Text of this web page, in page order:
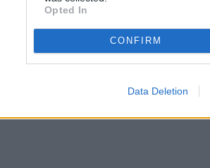
Opted In
CONFIRM
Data Deletion